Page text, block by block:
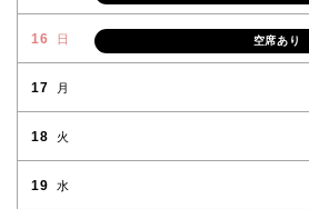
16 日 空席あり
17 月
18 火
19 水